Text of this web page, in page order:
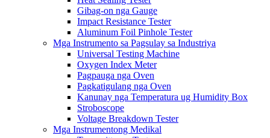
Gibag-on nga Gauge
Impact Resistance Tester
Aluminum Foil Pinhole Tester
Mga Instrumento sa Pagsulay sa Industriya
Universal Testing Machine
Oxygen Index Meter
Pagpauga nga Oven
Pagkatigulang nga Oven
Kanunay nga Temperatura ug Humidity Box
Stroboscope
Voltage Breakdown Tester
Mga Instrumentong Medikal